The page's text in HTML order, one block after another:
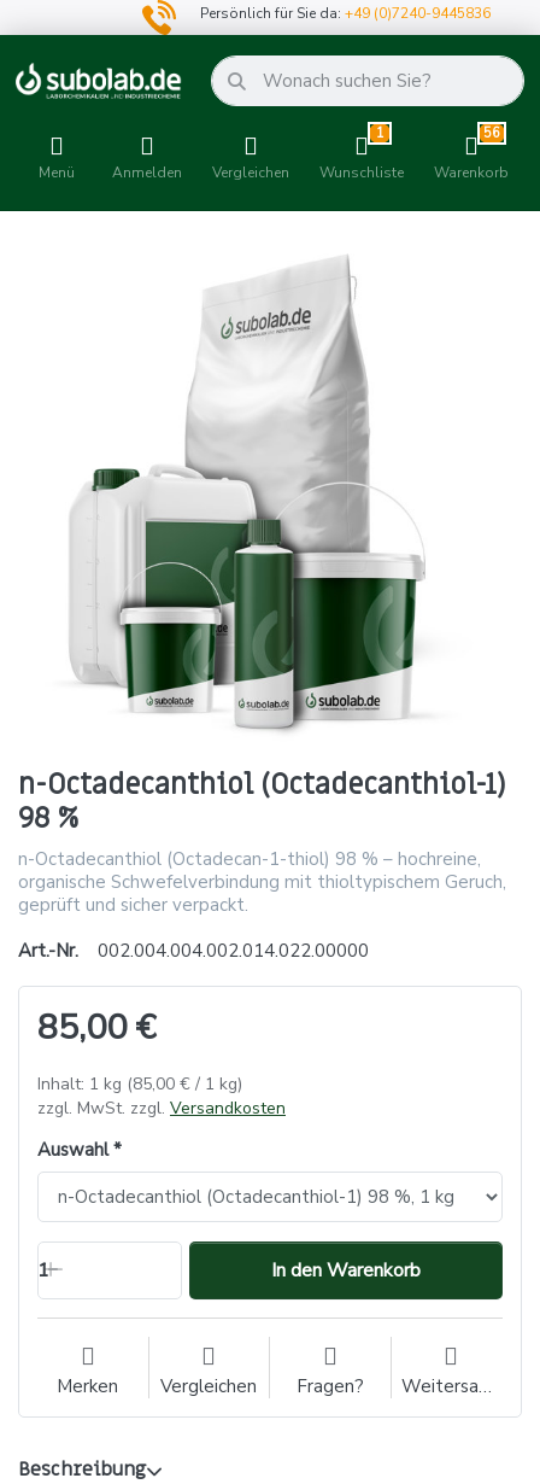
Persönlich für Sie da:+49 (0)7240-9445836
Menü Anmelden Vergleichen
1
Wunschliste
56
Warenkorb
n-Octadecanthiol (Octadecanthiol-1)
98 %
n-Octadecanthiol (Octadecan-1-thiol) 98 % – hochreine,
organische Schwefelverbindung mit thioltypischem Geruch,
geprüft und sicher verpackt.
Art.-Nr.
002.004.004.002.014.022.00000
85,00 €
Inhalt: 1 kg (85,00 € / 1 kg)
zzgl. MwSt. zzgl. Versandkosten
Auswahl
1 In den Warenkorb
Merken Vergleichen Fragen? Weitersagen
Beschreibung